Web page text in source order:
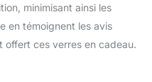
minimisant ainsi les
en témoignent les avis
offert ces verres en cadeau.